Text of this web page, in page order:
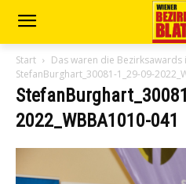
Start
Das waren die
StefanBurghart_30081-1_29-09-
2022_WBBA1010-041